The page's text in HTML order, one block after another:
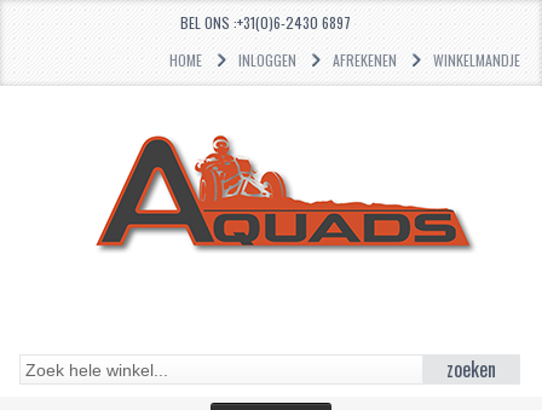
BEL ONS :+31(0)6-2430 6897
HOME
INLOGGEN AFREKENEN WINKELMANDJE
zoeken